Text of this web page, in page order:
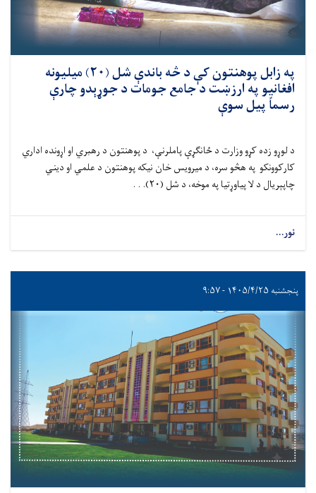
په زابل پوهنتون کې د څه باندې شل (۲۰) میلیونه
افغانیو په ارزښت د جامع جومات د جوړېدو چارې
رسماً پیل سوې
د لوړو زده کړو وزارت د ځانګړې پاملرنې، د پوهنتون د رهبري او اړونده اداري
کارکوونکو په هڅو سره، د میرویس خان نیکه پوهنتون د علمي او دیني
چاپېریال د لا پیاوړتیا په موخه، د شل (۲۰). . .
نور...
پنجشنبه ۱۴۰۵/۴/۲۵ - ۹:۵۷